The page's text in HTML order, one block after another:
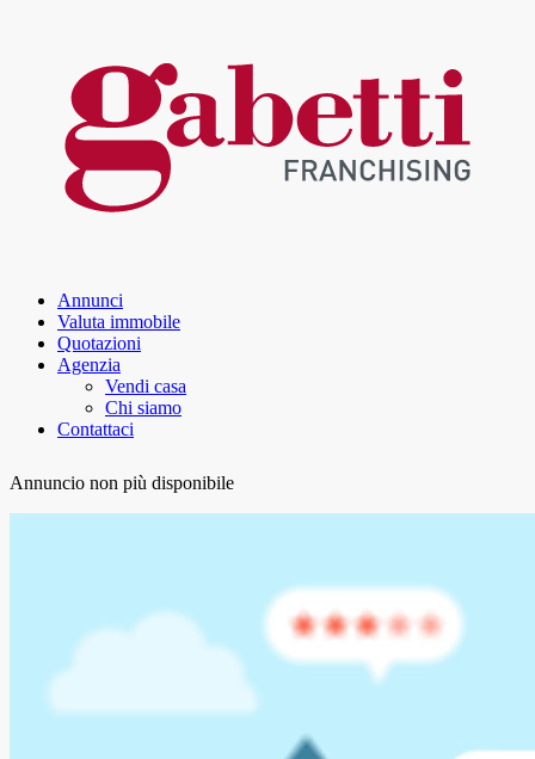
Annunci
Valuta immobile
Quotazioni
Agenzia
Vendi casa
Chi siamo
Contattaci
Annuncio non più disponibile